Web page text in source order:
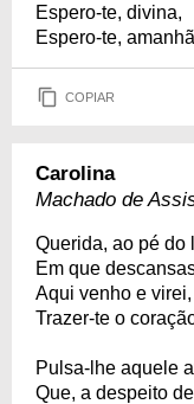
Espero-te, divina,
Espero-te,
COPIAR
Carolina
Machado de
Querida, ao pé do
Em que
Aqui venho e
Trazer-te o
Pulsa-lhe aquele
Que, a despeito